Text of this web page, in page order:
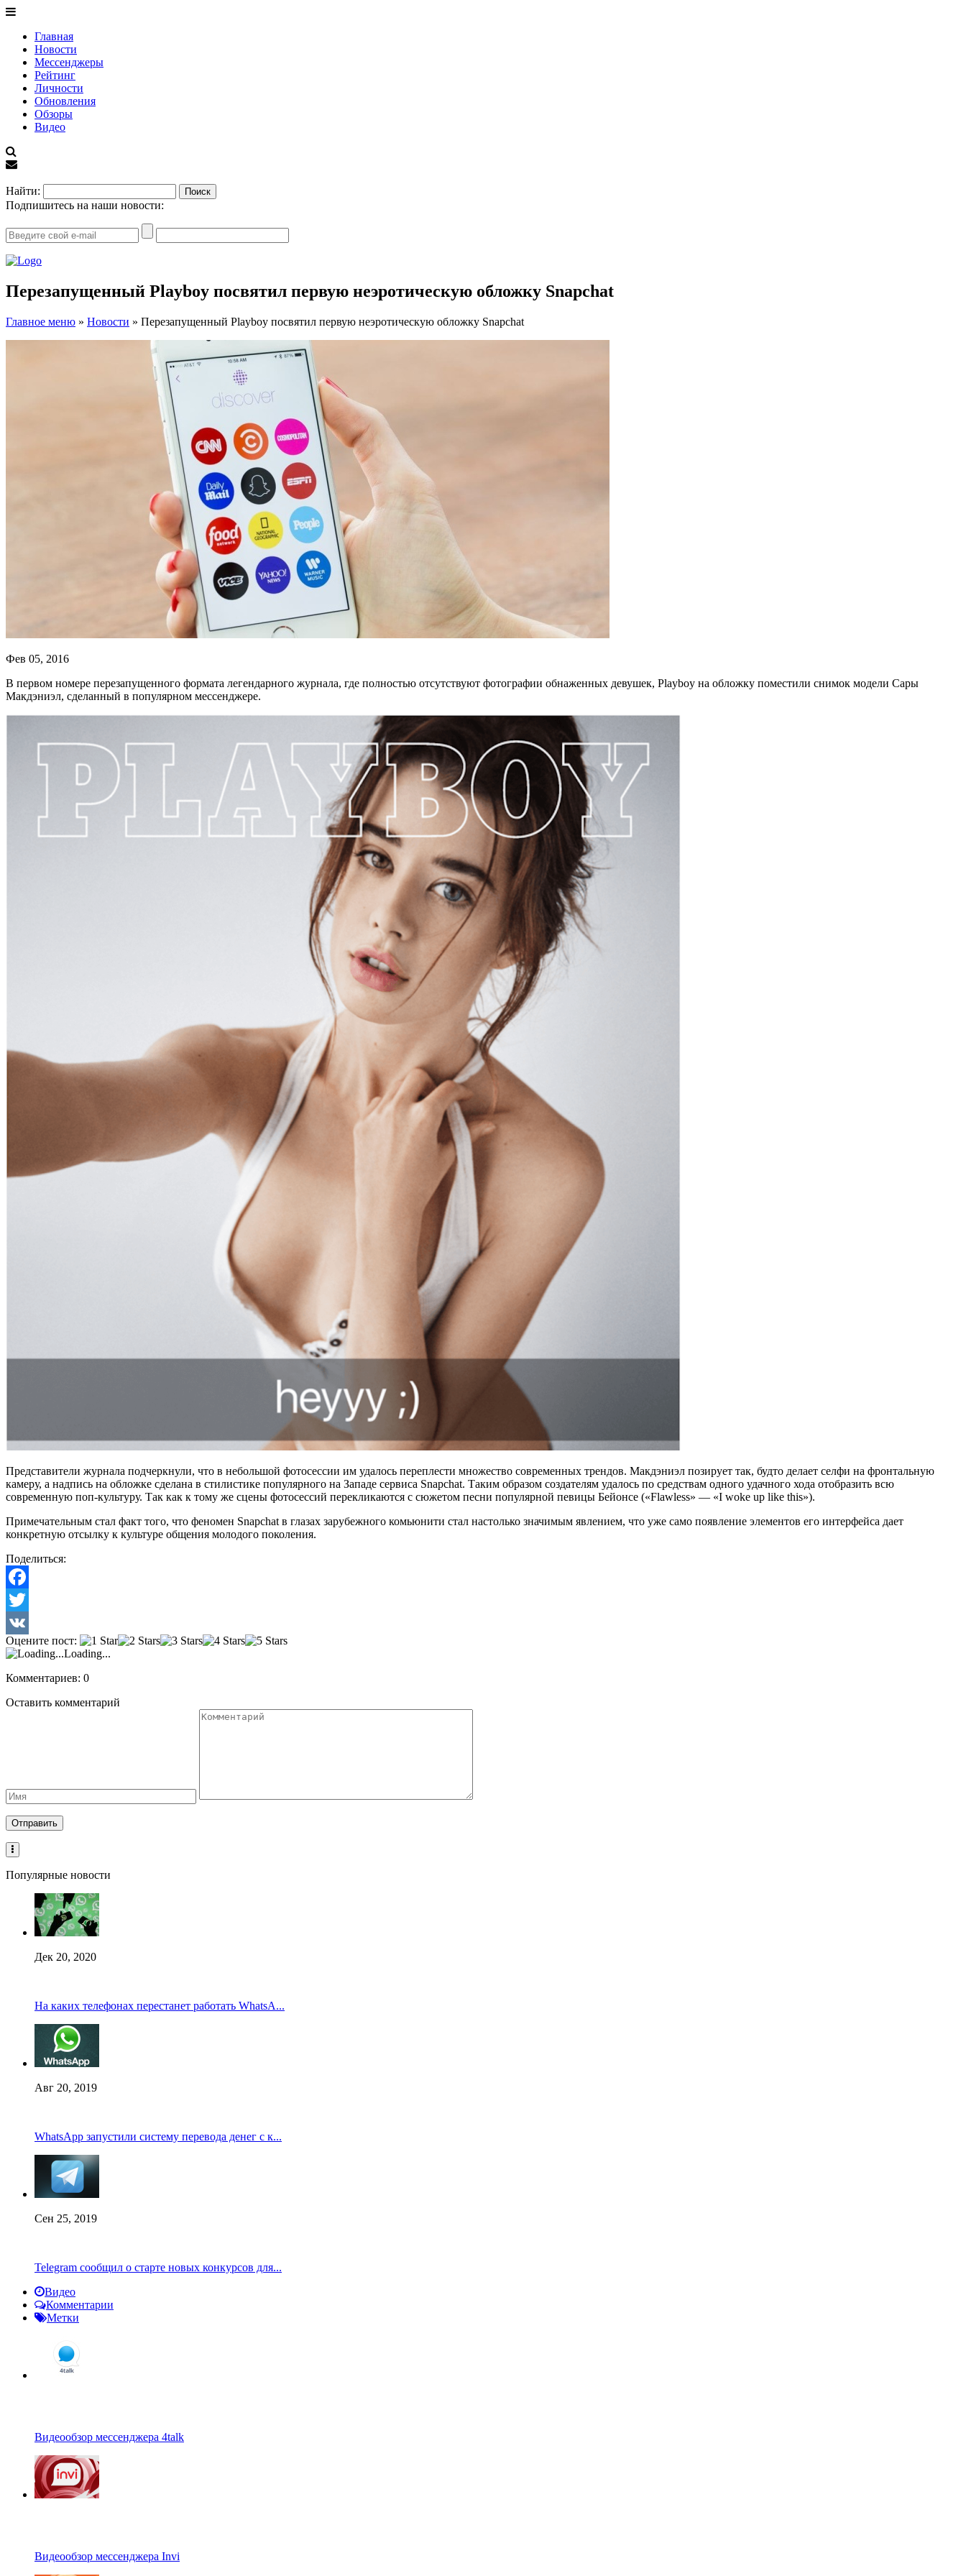
Главная
Новости
Мессенджеры
Рейтинг
Личности
Обновления
Обзоры
Видео
Найти:
Подпишитесь на наши новости:
Перезапущенный Playboy посвятил первую неэротическую обложку Snapchat
Главное меню » Новости » Перезапущенный Playboy посвятил первую неэротическую обложку Snapchat
Фев 05, 2016
В первом номере перезапущенного формата легендарного журнала, где полностью отсутствуют фотографии обнаженных девушек, Playboy на обложку поместили снимок модели Сары
Макдэниэл, сделанный в популярном мессенджере.
Представители журнала подчеркнули, что в небольшой фотосессии им удалось переплести множество современных трендов. Макдэниэл позирует так, будто делает селфи на фронтальную
камеру, а надпись на обложке сделана в стилистике популярного на Западе сервиса Snapchat. Таким образом создателям удалось по средствам одного удачного хода отобразить всю
современную поп-культуру. Так как к тому же сцены фотосессий перекликаются с сюжетом песни популярной певицы Бейонсе («Flawless» — «I woke up like this»).
Примечательным стал факт того, что феномен Snapchat в глазах зарубежного комьюнити стал настолько значимым явлением, что уже само появление элементов его интерфейса дает
конкретную отсылку к культуре общения молодого поколения.
Поделиться:
Facebook
Twitter
VK
Оцените пост:
Loading...
Комментариев: 0
Оставить комментарий
Популярные новости
Дек 20, 2020
На каких телефонах перестанет работать WhatsA...
Авг 20, 2019
WhatsApp запустили систему перевода денег с к...
Сен 25, 2019
Telegram сообщил о старте новых конкурсов для...
Видео
Комментарии
Метки
Видеообзор мессенджера 4talk
Видеообзор мессенджера Invi